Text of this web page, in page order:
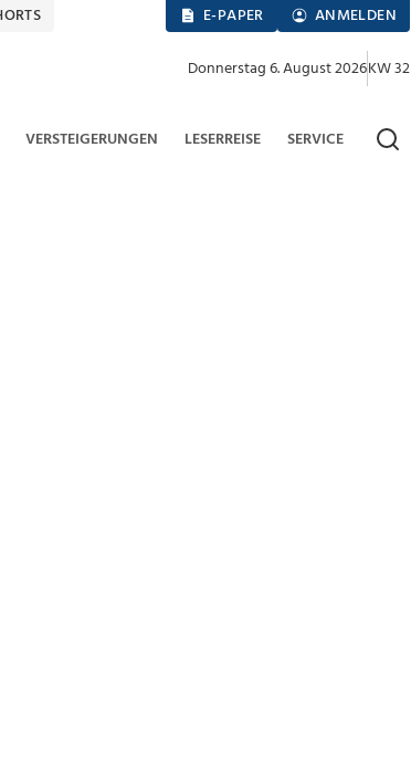
E-PAPER ANMELDEN
Donnerstag 6. August 2026KW 32
VERSTEIGERUNGEN LESERREISE SERVICE